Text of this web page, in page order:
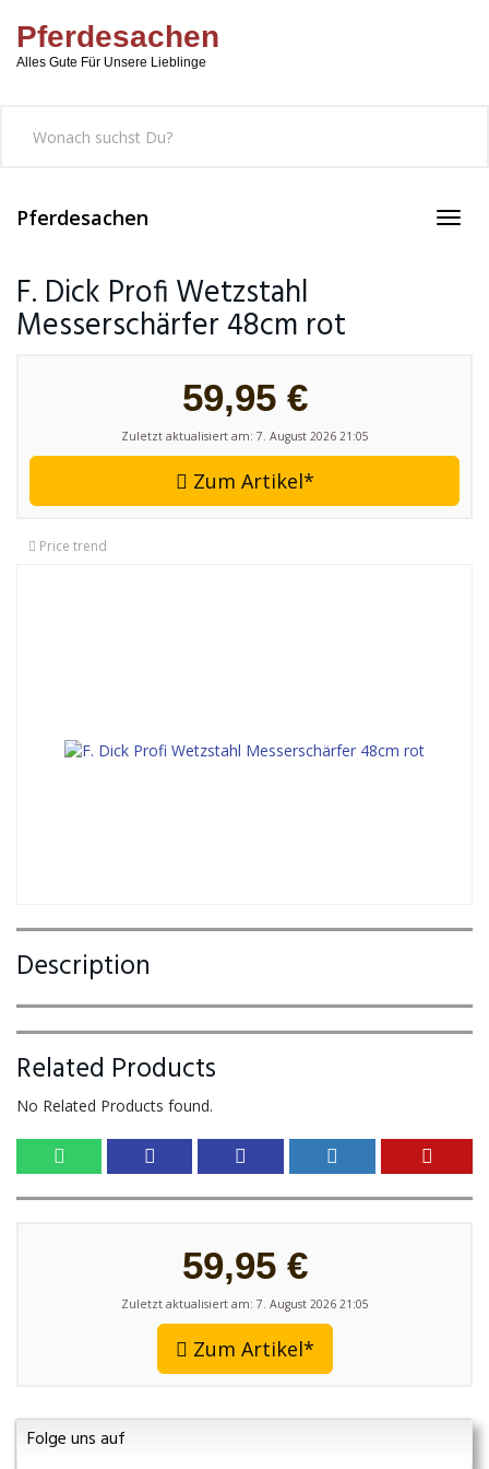
mainPferdesachen
Alles Gute Für Unsere Lieblinge
Pferdesachen
F. Dick Profi Wetzstahl
Messerschärfer 48cm rot
59,95 €
Zuletzt aktualisiert am: 7. August 2026 21:05
Zum Artikel*
Price trend
Description
Related Products
No Related Products found.
59,95 €
Zuletzt aktualisiert am: 7. August 2026 21:05
Zum Artikel*
Folge uns auf